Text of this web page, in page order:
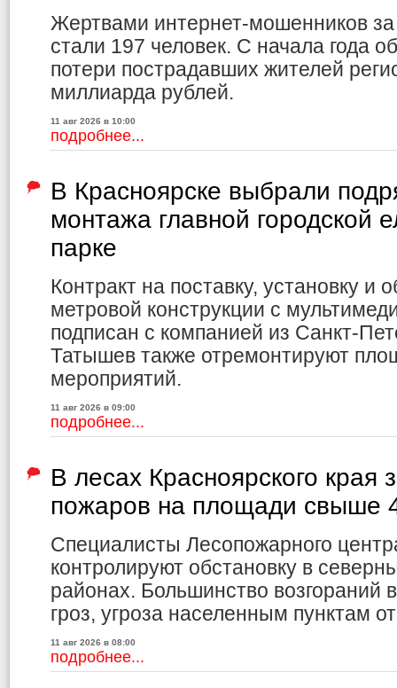
Жертвами интернет-мошенников
стали 197 человек. С начала года
потери пострадавших жителей
миллиарда рублей.
11 авг 2026 в 10:00
подробнее...
В Красноярске выбрали
монтажа главной городской
парке
Контракт на поставку, установку и
метровой конструкции с
подписан с компанией из Санкт-
Татышев также отремонтируют
мероприятий.
11 авг 2026 в 09:00
подробнее...
В лесах Красноярского края
пожаров на площади свыше
Специалисты Лесопожарного
контролируют обстановку в
районах. Большинство возгораний
гроз, угроза населенным пунктам
11 авг 2026 в 08:00
подробнее...